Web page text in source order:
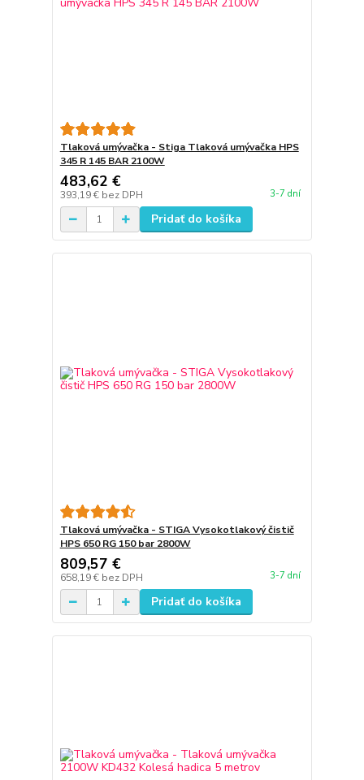
Tlaková umývačka - Stiga Tlaková umývačka HPS
345 R 145 BAR 2100W
483,62 €
393,19 € bez DPH 3-7 dní
Pridať do košíka
Tlaková umývačka - STIGA Vysokotlakový čistič
HPS 650 RG 150 bar 2800W
809,57 €
658,19 € bez DPH 3-7 dní
Pridať do košíka